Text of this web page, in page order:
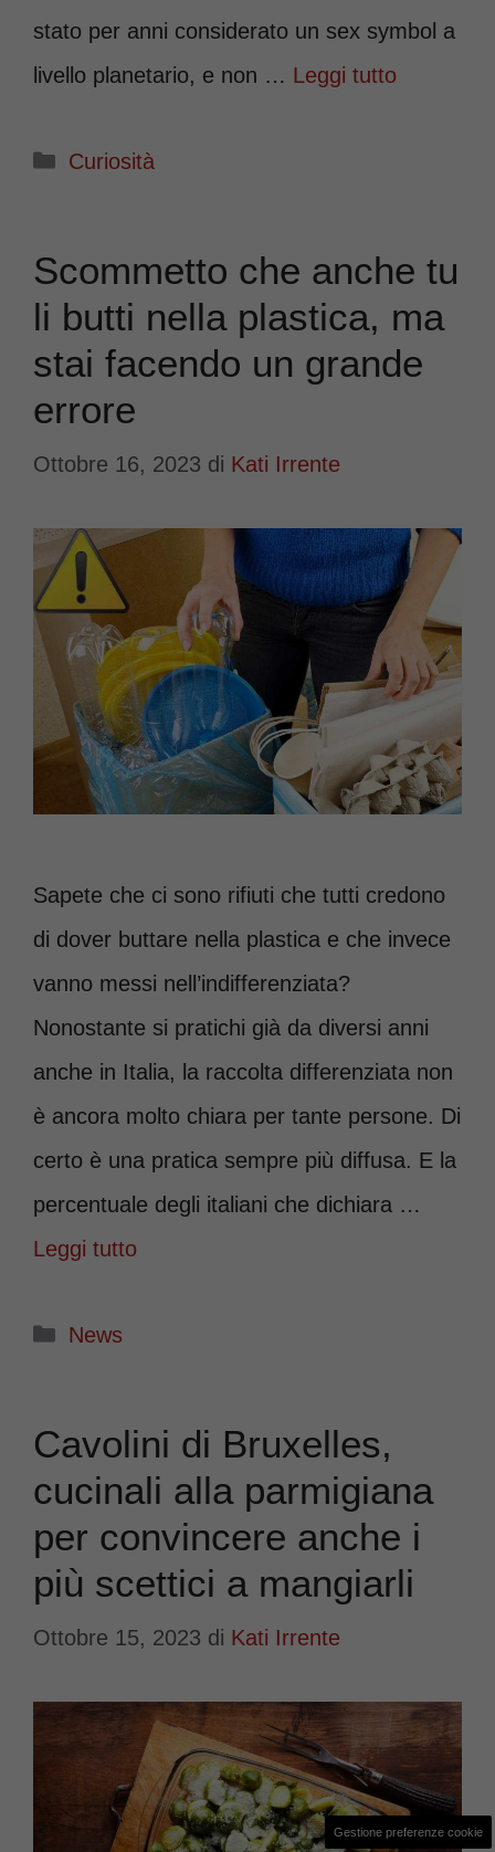
stato per anni considerato un sex symbol a
livello planetario, e non … Leggi tutto
Categorie
Curiosità
Scommetto che anche tu
li butti nella plastica, ma
stai facendo un grande
errore
Ottobre 16, 2023 di Kati Irrente
Sapete che ci sono rifiuti che tutti credono
di dover buttare nella plastica e che invece
vanno messi nell’indifferenziata?
Nonostante si pratichi già da diversi anni
anche in Italia, la raccolta differenziata non
è ancora molto chiara per tante persone. Di
certo è una pratica sempre più diffusa. E la
percentuale degli italiani che dichiara …
Leggi tutto
Categorie
News
Cavolini di Bruxelles,
cucinali alla parmigiana
per convincere anche i
più scettici a mangiarli
Ottobre 15, 2023 di Kati Irrente
Gestione preferenze cookie